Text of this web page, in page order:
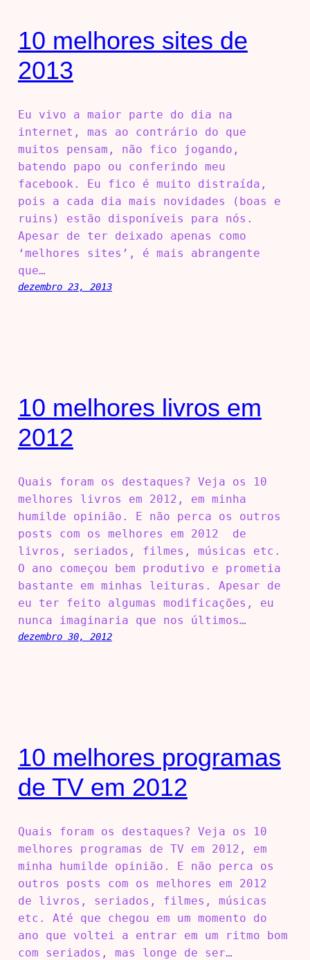
10 melhores sites de
2013
Eu vivo a maior parte do dia na
internet, mas ao contrário do que
muitos pensam, não fico jogando,
batendo papo ou conferindo meu
facebook. Eu fico é muito distraída,
pois a cada dia mais novidades (boas e
ruins) estão disponíveis para nós.
Apesar de ter deixado apenas como
‘melhores sites’, é mais abrangente
que…
dezembro 23, 2013
10 melhores livros em
2012
Quais foram os destaques? Veja os 10
melhores livros em 2012, em minha
humilde opinião. E não perca os outros
posts com os melhores em 2012 de
livros, seriados, filmes, músicas etc.
O ano começou bem produtivo e prometia
bastante em minhas leituras. Apesar de
eu ter feito algumas modificações, eu
nunca imaginaria que nos últimos…
dezembro 30, 2012
10 melhores programas
de TV em 2012
Quais foram os destaques? Veja os 10
melhores programas de TV em 2012, em
minha humilde opinião. E não perca os
outros posts com os melhores em 2012
de livros, seriados, filmes, músicas
etc. Até que chegou em um momento do
ano que voltei a entrar em um ritmo bom
com seriados, mas longe de ser…